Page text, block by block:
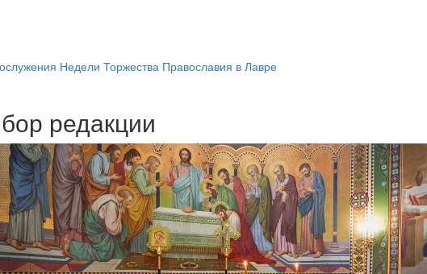
Название трансляции
Название трансляции
Название трансляции
Название трансляции
Название трансляции
Название трансляции
Название трансляции
Название трансляции
Недели Торжества Православия в Лавре
редакции